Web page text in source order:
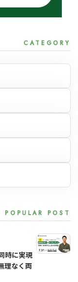
時に実現
理なく両
ビス
ービス
ビス
ービス